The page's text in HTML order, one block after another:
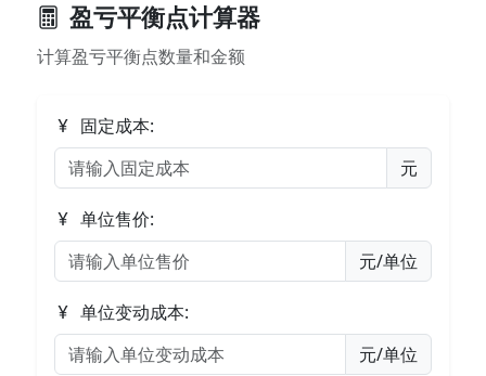
盈亏平衡点计算器
计算盈亏平衡点数量和金额
固定成本:
元
单位售价:
元/单位
单位变动成本:
元/单位